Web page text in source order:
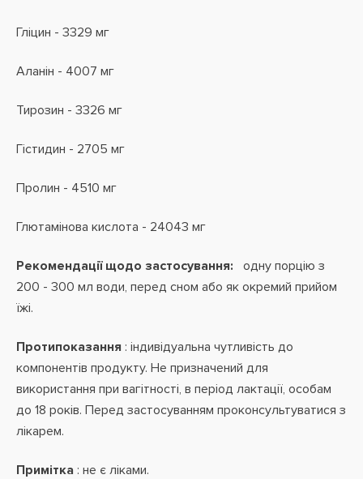
Гліцин - 3329 мг
Аланін - 4007 мг
Тирозин - 3326 мг
Гістидин - 2705 мг
Пролин - 4510 мг
Глютамінова кислота - 24043 мг
Рекомендації щодо застосування:
одну порцію з
200 - 300 мл води, перед сном або як окремий прийом
їжі.
Протипоказання : індивідуальна чутливість до
компонентів продукту. Не призначений для
використання при вагітності, в період лактації, особам
до 18 років. Перед застосуванням проконсультуватися з
лікарем.
Примітка : не є ліками.